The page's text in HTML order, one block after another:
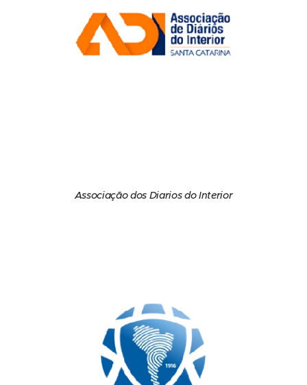
Associação dos Diarios do Interior